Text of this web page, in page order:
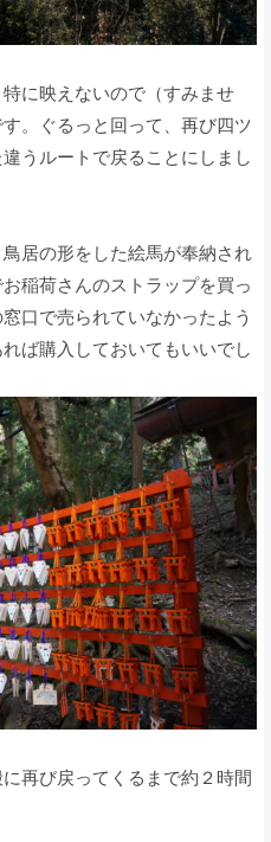
に映えないので（すみませ
。ぐるっと回って、再び四ツ
うルートで戻ることにしまし
居の形をした絵馬が奉納され
稲荷さんのストラップを買っ
口で売られていなかったよう
ば購入しておいてもいいでし
再び戻ってくるまで約２時間